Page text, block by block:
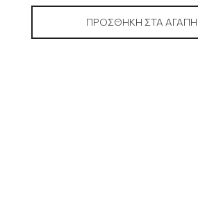
ΠΡΟΣΘΉΚΗ ΣΤΑ